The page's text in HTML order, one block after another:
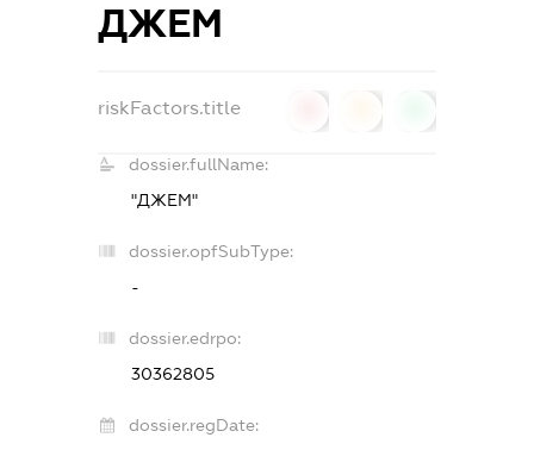
ДЖЕМ
riskFactors.title
dossier.fullName:
"ДЖЕМ"
dossier.opfSubType:
-
dossier.edrpo:
30362805
dossier.regDate: